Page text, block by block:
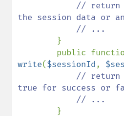
// return
the session data or
}
write($sessionId,
// return
true for success or
}